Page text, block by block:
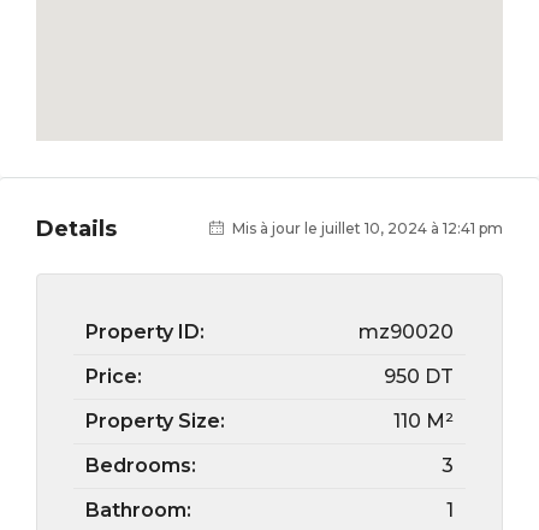
Details Mis à jour le juillet 10, 2024 à 12:41 pm
Property ID:
mz90020
Price:
950 DT
Property Size:
110 M²
Bedrooms:
3
Bathroom:
1